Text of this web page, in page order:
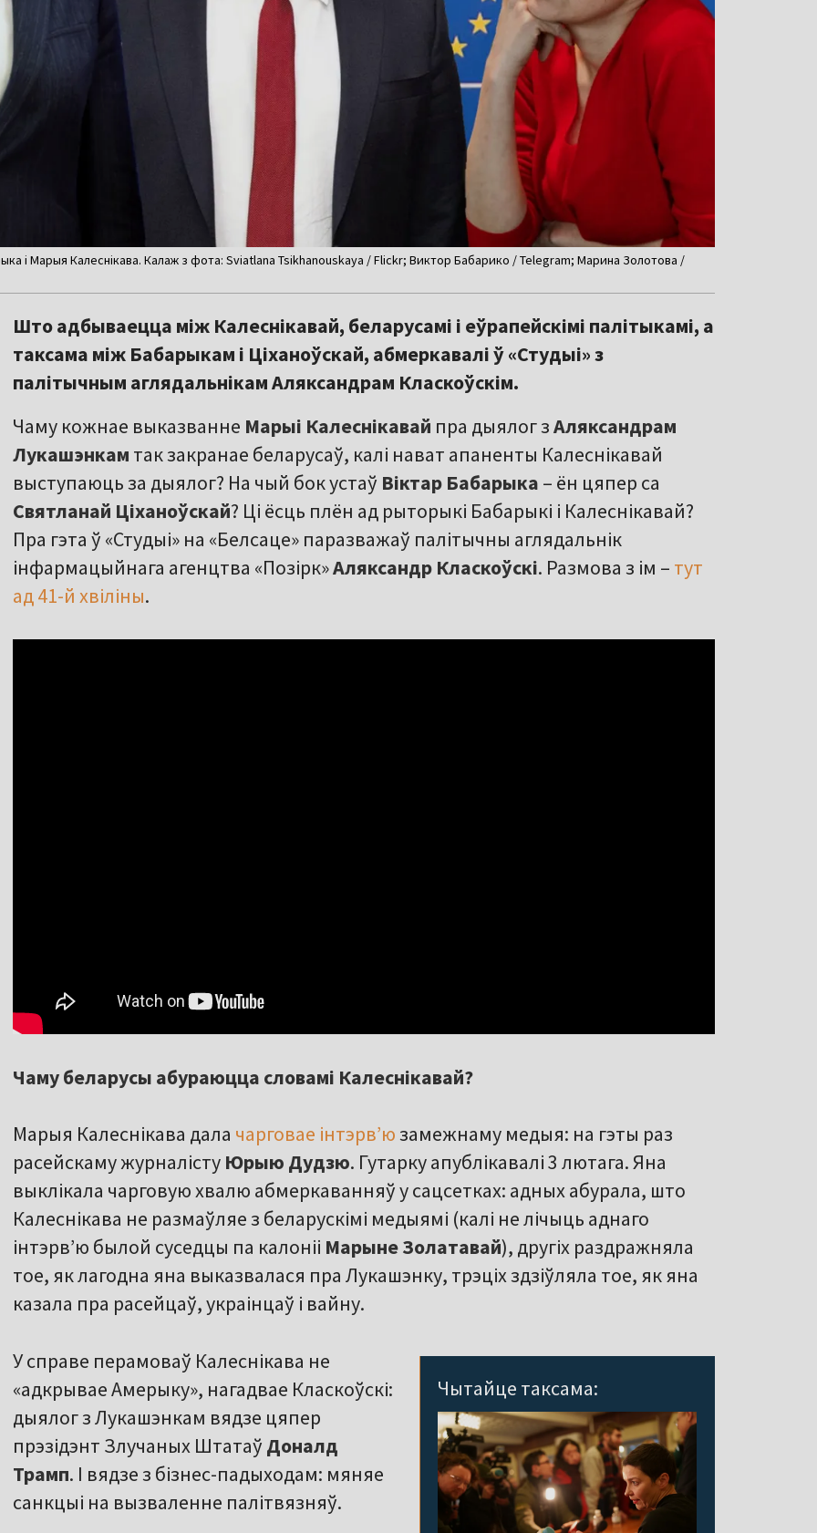
і Марыя Калеснікава. Калаж з фота: Sviatlana Tsikhanouskaya / Flickr; Виктор Бабарико / Telegram; Марина Золотова /
Што адбываецца між Калеснікавай, беларусамі і еўрапейскімі палітыкамі, а
таксама між Бабарыкам і Ціханоўскай, абмеркавалі ў «Студыі» з
палітычным аглядальнікам Аляксандрам Класкоўскім.
Чаму кожнае выказванне Марыі Калеснікавай пра дыялог зАляксандрам
Лукашэнкам так закранае беларусаў, калі нават апаненты Калеснікавай
выступаюць за дыялог? На чый бок устаў Віктар Бабарыка – ён цяпер са
Святланай Ціханоўскай? Ці ёсць плён ад рыторыкі Бабарыкі і Калеснікавай?
Пра гэта ў «Студыі» на «Белсаце» паразважаў палітычны аглядальнік
інфармацыйнага агенцтва «Позірк»Аляксандр Класкоўскі. Размова з ім – тут
ад 41-й хвіліны.
Чаму беларусы абураюцца словамі Калеснікавай?
Марыя Калеснікава дала чарговае інтэрв’юзамежнаму медыя: на гэты раз
расейскаму журналісту Юрыю Дудзю. Гутарку апублікавалі 3 лютага. Яна
выклікала чарговую хвалю абмеркаванняў у сацсетках: адных абурала, што
Калеснікава не размаўляе з беларускімі медыямі (калі не лічыць аднаго
інтэрв’ю былой суседцы па калоніі Марыне Золатавай), другіх раздражняла
тое, як лагодна яна выказвалася пра Лукашэнку, трэціх здзіўляла тое, як яна
казала пра расейцаў, украінцаў і вайну.
Чытайце таксама:
У справе перамоваў Калеснікава не
«адкрывае Амерыку», нагадвае Класкоўскі:
дыялог з Лукашэнкам вядзе цяпер
прэзідэнт Злучаных Штатаў Доналд
Трамп. І вядзе з бізнес-падыходам: мяняе
санкцыі на вызваленне палітвязняў.